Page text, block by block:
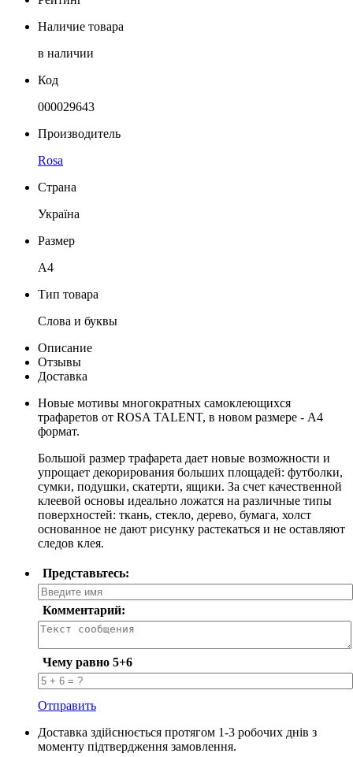
Наличие товара
в наличии
Код
000029643
Производитель
Rosa
Страна
Україна
Размер
А4
Тип товара
Слова и буквы
Описание
Отзывы
Доставка
Новые мотивы многократных самоклеющихся
трафаретов от ROSA TALENT, в новом размере - А4
формат.
Большой размер трафарета дает новые возможности и
упрощает декорирования больших площадей: футболки,
сумки, подушки, скатерти, ящики. За счет качественной
клеевой основы идеально ложатся на различные типы
поверхностей: ткань, стекло, дерево, бумага, холст
основанное не дают рисунку растекаться и не оставляют
следов клея.
Представьтесь:
Комментарий:
Чему равно 5+6
Отправить
Доставка здійснюється протягом 1-3 робочих днів з
моменту підтвердження замовлення.